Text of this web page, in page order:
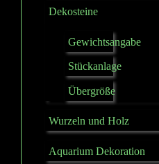
Dekosteine
Gewichtsangabe
Stückanlage
Übergröße
Wurzeln und Holz
Aquarium Dekoration